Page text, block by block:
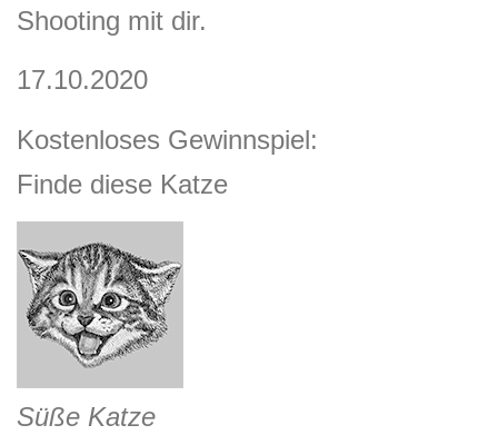
Shooting mit dir.
17.10.2020
Kostenloses Gewinnspiel:
Finde diese Katze
Süße Katze